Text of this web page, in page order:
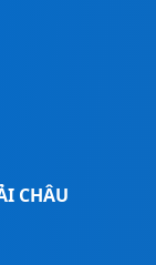
trình.
CHÂU